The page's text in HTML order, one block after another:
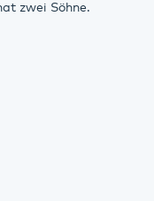
zwei Söhne.